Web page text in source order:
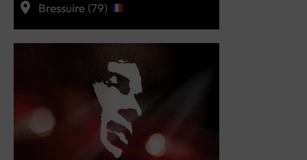
Bressuire (79)